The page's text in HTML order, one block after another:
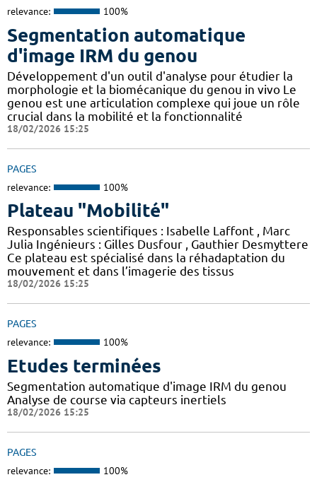
relevance: 100%
Segmentation automatique
d'image IRM du genou
Développement d'un outil d'analyse pour étudier la
morphologie et la biomécanique du genou in vivo Le
genou est une articulation complexe qui joue un rôle
crucial dans la mobilité et la fonctionnalité
18/02/2026 15:25
PAGES
relevance: 100%
Plateau "Mobilité"
Responsables scientifiques : Isabelle Laffont , Marc
Julia Ingénieurs : Gilles Dusfour , Gauthier Desmyttere
Ce plateau est spécialisé dans la réhadaptation du
mouvement et dans l’imagerie des tissus
18/02/2026 15:25
PAGES
relevance: 100%
Etudes terminées
Segmentation automatique d'image IRM du genou
Analyse de course via capteurs inertiels
18/02/2026 15:25
PAGES
relevance: 100%